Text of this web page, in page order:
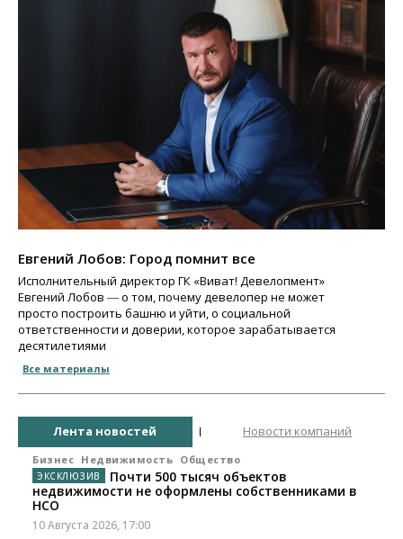
Евгений Лобов: Город помнит все
Исполнительный директор ГК «Виват! Девелопмент»
Евгений Лобов ― о том, почему девелопер не может
просто построить башню и уйти, о социальной
ответственности и доверии, которое зарабатывается
десятилетиями
Все материалы
Лента новостей Новости компаний
Бизнес Недвижимость Общество
Почти 500 тысяч объектов
недвижимости не оформлены собственниками в
НСО
10 Августа 2026, 17:00